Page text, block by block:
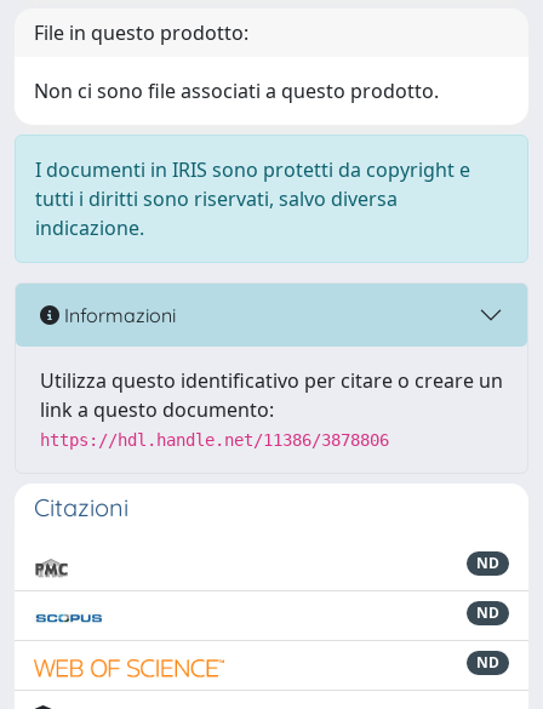
File in questo prodotto:
Non ci sono file associati a questo prodotto.
I documenti in IRIS sono protetti da copyright e
tutti i diritti sono riservati, salvo diversa
indicazione.
Informazioni
Utilizza questo identificativo per citare o creare un
link a questo documento:
https://hdl.handle.net/11386/3878806
Citazioni
ND
ND
ND